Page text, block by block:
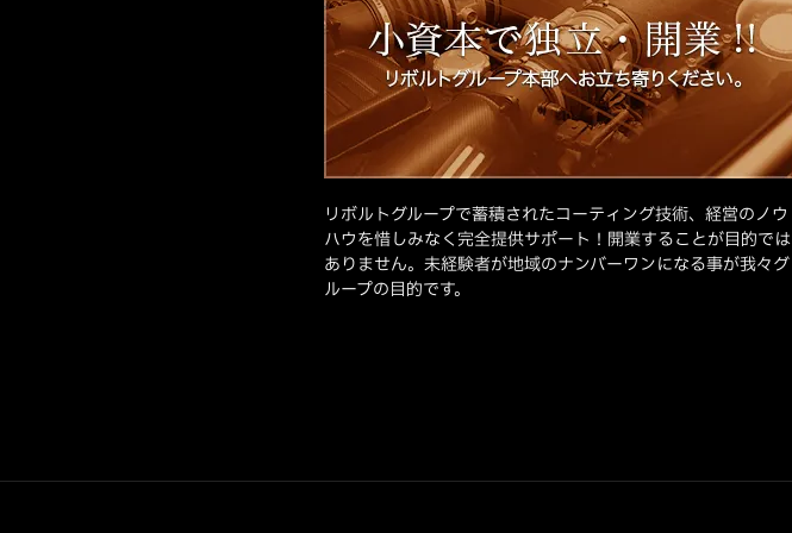
リボルトグループで蓄積されたコーティング技術、経営のノウ
ハウを惜しみなく完全提供サポート！開業することが目的では
ありません。未経験者が地域のナンバーワンになる事が我々グ
ループの目的です。